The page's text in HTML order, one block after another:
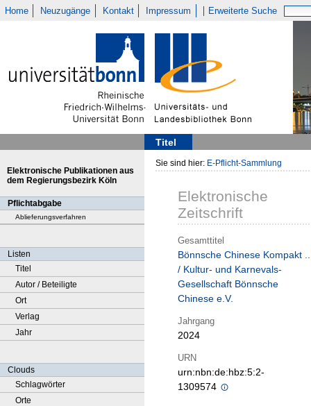
Home Neuzugänge Kontakt Impressum Erweiterte Suche
Titel
Elektronische Publikationen aus
dem Regierungsbezirk Köln
Pflichtabgabe
Ablieferungsverfahren
Listen
Titel
Autor / Beteiligte
Ort
Verlag
Jahr
Clouds
Schlagwörter
Orte
Sie sind hier: E-Pflicht-Sammlung
Elektronische
Zeitschrift
Gesamttitel
Bönnsche Chinese Kompakt
/ Kultur- und Karnevals-
Gesellschaft Bönnsche
Chinese e.V.
Jahrgang
2024
URN
urn:nbn:de:hbz:5:2-
1309574